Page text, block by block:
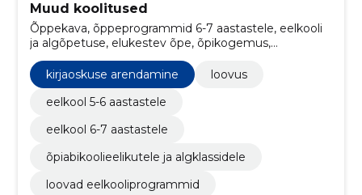
Muud koolitused
Õppekava, õppeprogrammid 6-7 aastastele, eelkooli
ja algõpetuse, elukestev õpe, õpikogemus,
eelkooliharidus, hariduskeskkond, kognitiivne areng,
arvutamise alused, kirjaoskuse arendamine
kirjaoskuse arendamine
loovus
eelkool 5-6 aastastele
eelkool 6-7 aastastele
õpiabikoolieelikutele ja algklassidele
loovad eelkooliprogrammid